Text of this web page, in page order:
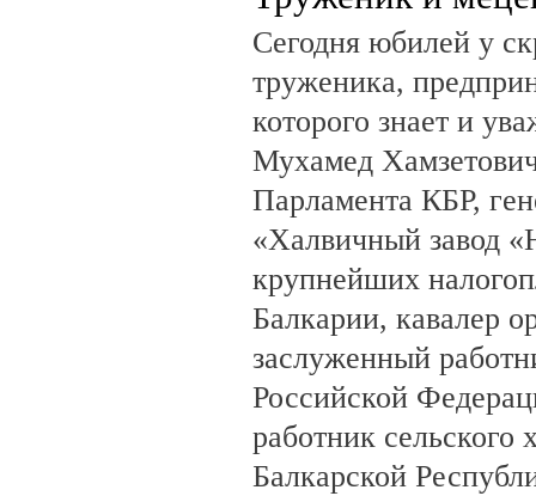
Сегодня юбилей у
труженика,
которого знает и
Мухамед
Парламента КБР,
«Халвичный завод
крупнейших
Балкарии, кавалер
заслуженный
Российской
работник сельского
Балкарской